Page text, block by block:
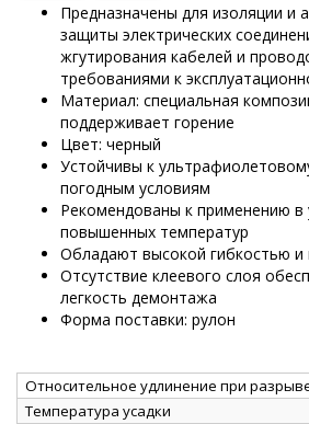
Предназначены для изоляции и
защиты электрических
жгутирования кабелей и
требованиями к
Материал: специальная
поддерживает горение
Цвет: черный
Устойчивы к
погодным условиям
Рекомендованы к применению в
повышенных температур
Обладают высокой гибкостью и
Отсутствие клеевого слоя
легкость демонтажа
Форма поставки: рулон
Относительное удлинение при
Температура усадки